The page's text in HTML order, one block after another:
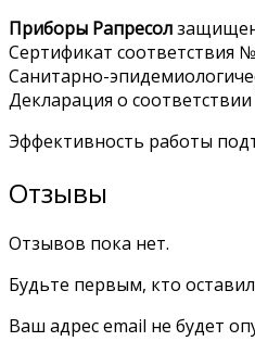
Приборы Рапресол
Сертификат соответствия
Санитарно-
Декларация о
Эффективность работы
Отзывы
Отзывов пока нет.
Будьте первым, кто
Ваш адрес email не будет